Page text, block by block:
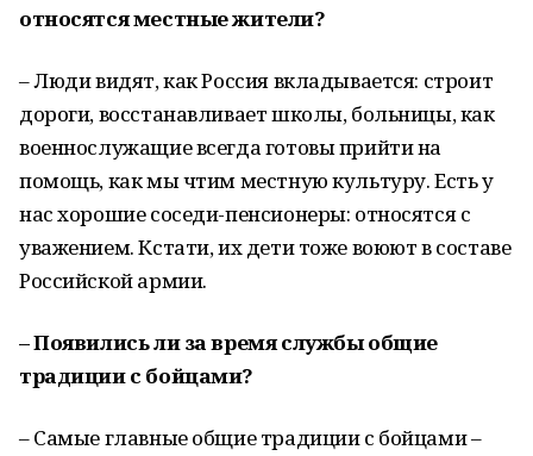
относятся местные жители?
– Люди видят, как Россия вкладывается: строит
дороги, восстанавливает школы, больницы, как
военнослужащие всегда готовы прийти на
помощь, как мы чтим местную культуру. Есть у
нас хорошие соседи-пенсионеры: относятся с
уважением. Кстати, их дети тоже воюют в составе
Российской армии.
– Появились ли за время службы общие
традиции с бойцами?
– Самые главные общие традиции с бойцами –